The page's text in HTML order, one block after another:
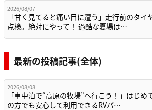
2026/08/07
「甘く見てると痛い目に遭う」走行前のタイ
点検。絶対にやって！ 過酷な夏場は…
最新の投稿記事(全体)
2026/08/08
「車中泊で“高原の牧場”へ行こう！」はじめ
の方でも安心して利用できるRVパ…